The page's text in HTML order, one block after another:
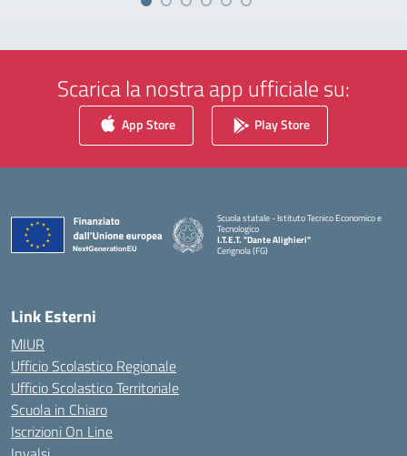
Scarica la nostra app ufficiale su:
App Store Play Store
Scuola statale - Istituto Tecnico Economico e
Tecnologico
I.T.E.T. "Dante Alighieri"
Cerignola (FG)
— Visita la pagina iniziale della scuola
Link Esterni
MIUR
Ufficio Scolastico Regionale
Ufficio Scolastico Territoriale
Scuola in Chiaro
Iscrizioni On Line